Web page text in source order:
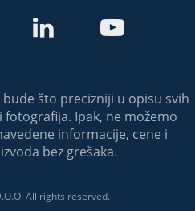
 
što precizniji u opisu svih
fotografija. Ipak, ne možemo
informacije, cene i
bez grešaka.
All rights reserved.